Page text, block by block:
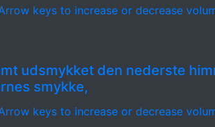
keys to increase or decrease
keys to increase or decrease
udsmykket den nederste
smykke,